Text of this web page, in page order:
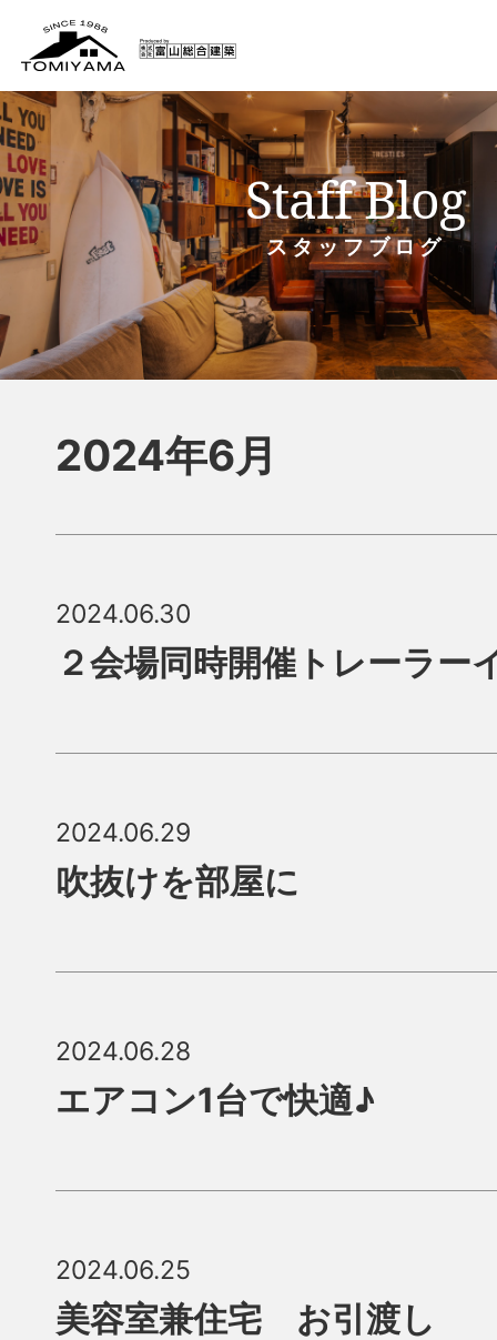
Staff Blog
スタッフブログ
2024年6月
2024.06.30
２会場同時開催トレーラー
2024.06.29
吹抜けを部屋に
2024.06.28
エアコン1台で快適♪
2024.06.25
美容室兼住宅 お引渡し